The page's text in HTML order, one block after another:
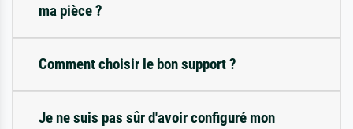
ma pièce ?
Comment choisir le bon support ?
Je ne suis pas sûr d'avoir configuré mon